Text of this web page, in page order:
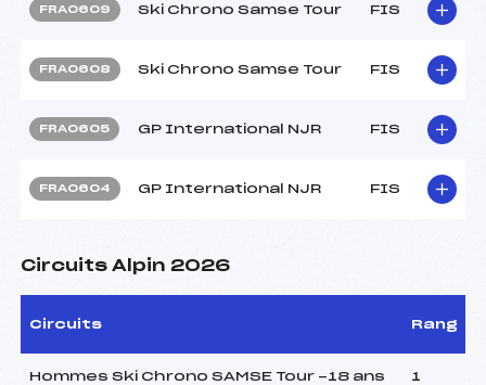
FRA0609 Ski Chrono Samse Tour FIS
FRA0608 Ski Chrono Samse Tour FIS
FRA0605 GP International NJR FIS
FRA0604 GP International NJR FIS
Circuits Alpin 2026
Circuits Rang
Hommes Ski Chrono SAMSE Tour -18 ans 1